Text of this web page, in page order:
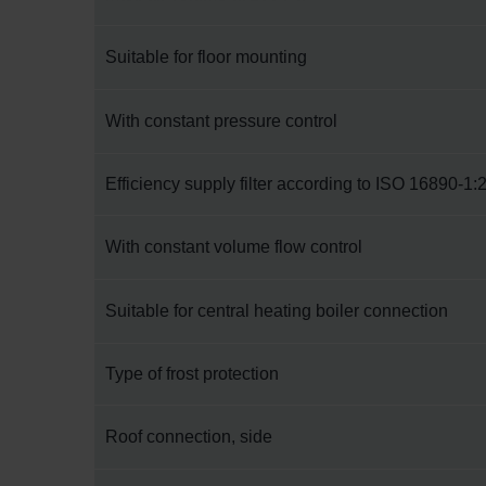
Zehnder Group Sales
Zehnder Polska Sp. z o.o.:
Suitable for floor mounting
With constant pressure control
Efficiency supply filter according to ISO 16890-
With constant volume flow control
Suitable for central heating boiler connection
Type of frost protection
Roof connection, side